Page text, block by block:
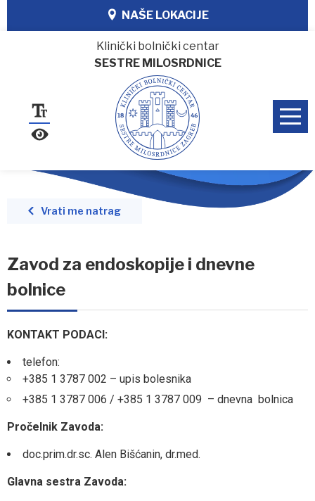
NAŠE LOKACIJE
Klinički bolnički centar
SESTRE MILOSRDNICE
Vrati me natrag
Zavod za endoskopije i dnevne
bolnice
KONTAKT PODACI:
telefon:
+385 1 3787 002 – upis bolesnika
+385 1 3787 006 / +385 1 3787 009 – dnevna bolnica
Pročelnik Zavoda:
doc.prim.dr.sc. Alen Bišćanin, dr.med.
Glavna sestra Zavoda: